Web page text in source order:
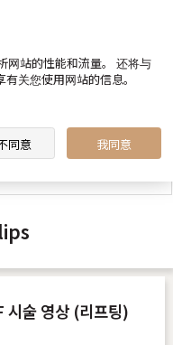
医生&职员 介绍
合作酒店指南
시술 영상 (리프팅)
网站的性能和流量。 还将与
关您使用网站的信息。
同意 我同意